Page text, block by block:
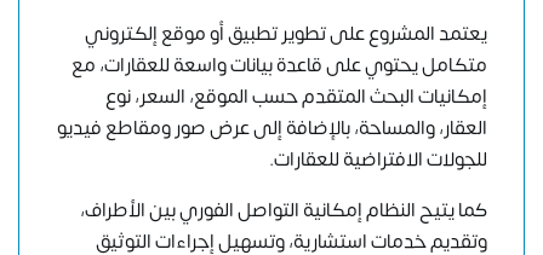
يعتمد المشروع على تطوير تطبيق أو موقع إلكتروني
متكامل يحتوي على قاعدة بيانات واسعة للعقارات، مع
إمكانيات البحث المتقدم حسب الموقع، السعر، نوع
العقار، والمساحة، بالإضافة إلى عرض صور ومقاطع فيديو
للجولات الافتراضية للعقارات.
كما يتيح النظام إمكانية التواصل الفوري بين الأطراف،
وتقديم خدمات استشارية، وتسهيل إجراءات التوثيق